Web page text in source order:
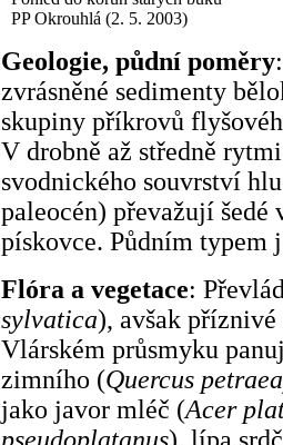
PP Okrouhlá (2. 5. 2003)
Geologie, půdní poměry
zvrásněné sedimenty
skupiny příkrovů
V drobně až středně
svodnického souvrství
paleocén) převažují
pískovce. Půdním
Flóra a vegetace:
sylvatica), avšak
Vlárském průsmyku
zimního (Quercus
jako javor mléč (Acer
pseudoplatanus), lípa